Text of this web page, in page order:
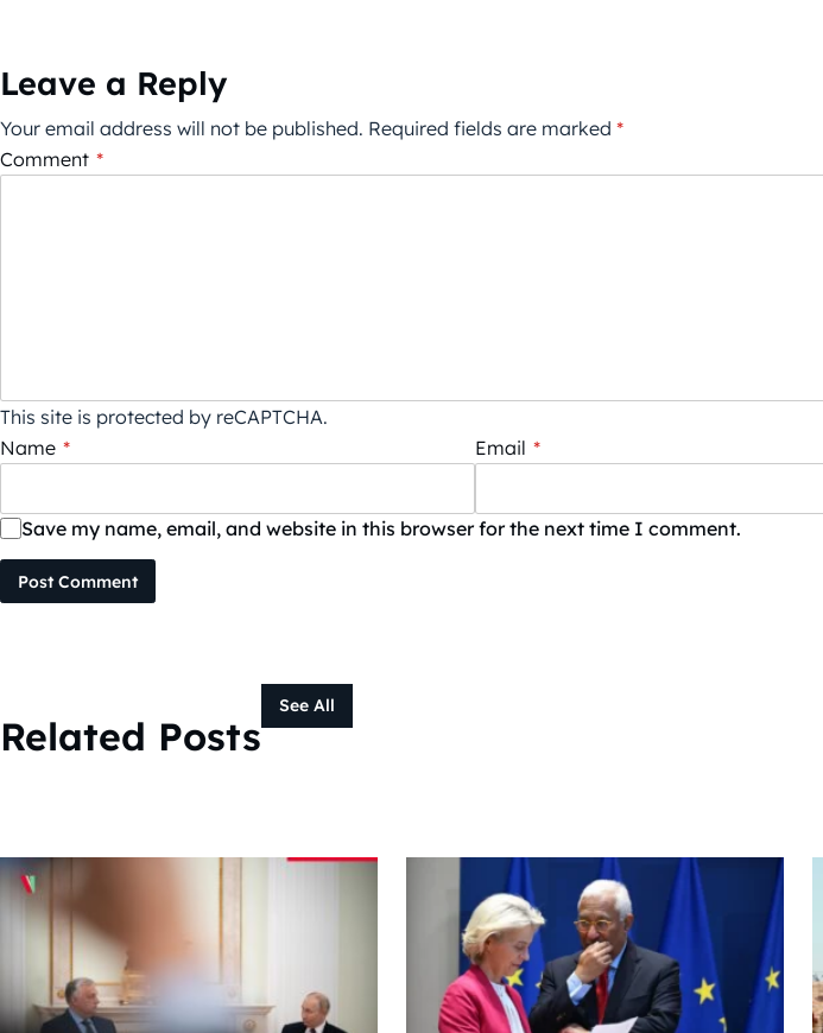
Leave a Reply
Your email address will not be published. Required fields are marked *
Comment *
This site is protected by reCAPTCHA.
Name * Email *
Save my name, email, and website in this browser for the next time I comment.
Post Comment
Related Posts
See All